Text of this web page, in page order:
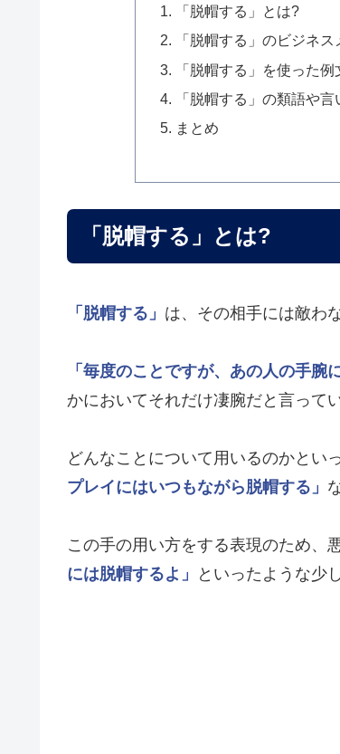
「脱帽する」とは?
「脱帽する」のビジネ
「脱帽する」を使った例
「脱帽する」の類語や言
まとめ
「脱帽する」とは?
「脱帽する」 は、その相手には敵わ
「毎度のことですが、あの人の手腕
かにおいてそれだけ凄腕だと言ってい
どんなことについて用いるのかとい
プレイにはいつもながら脱帽する」
この手の用い方をする表現のため、
には脱帽するよ」
といったような少